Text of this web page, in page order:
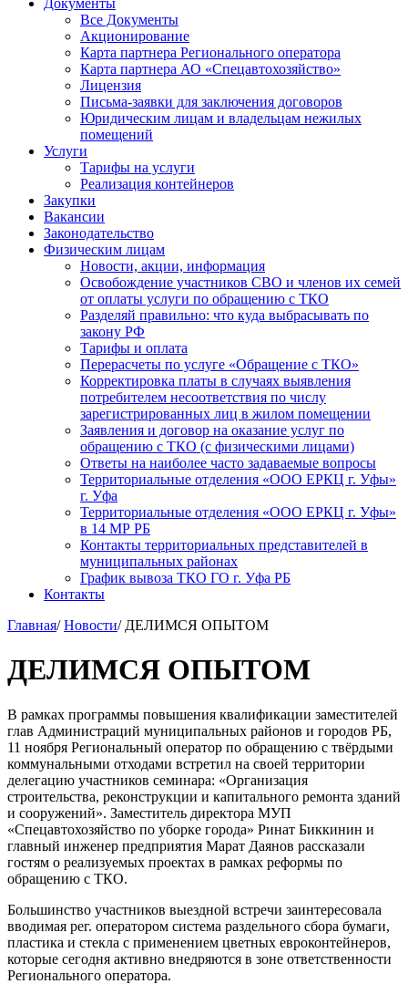
Все Документы
Акционирование
Карта партнера Регионального оператора
Карта партнера АО «Спецавтохозяйство»
Лицензия
Письма-заявки для заключения договоров
Юридическим лицам и владельцам нежилых
помещений
Услуги
Тарифы на услуги
Реализация контейнеров
Закупки
Вакансии
Законодательство
Физическим лицам
Новости, акции, информация
Освобождение участников СВО и членов их семей
от оплаты услуги по обращению с ТКО
Разделяй правильно: что куда выбрасывать по
закону РФ
Тарифы и оплата
Перерасчеты по услуге «Обращение с ТКО»
Корректировка платы в случаях выявления
потребителем несоответствия по числу
зарегистрированных лиц в жилом помещении
Заявления и договор на оказание услуг по
обращению с ТКО (с физическими лицами)
Ответы на наиболее часто задаваемые вопросы
Территориальные отделения «ООО ЕРКЦ г. Уфы»
г. Уфа
Территориальные отделения «ООО ЕРКЦ г. Уфы»
в 14 МР РБ
Контакты территориальных представителей в
муниципальных районах
График вывоза ТКО ГО г. Уфа РБ
Контакты
Главная/ Новости/ ДЕЛИМСЯ ОПЫТОМ
ДЕЛИМСЯ ОПЫТОМ
В рамках программы повышения квалификации заместителей
глав Администраций муниципальных районов и городов РБ,
11 ноября Региональный оператор по обращению с твёрдыми
коммунальными отходами встретил на своей территории
делегацию участников семинара: «Организация
строительства, реконструкции и капитального ремонта зданий
и сооружений». Заместитель директора МУП
«Спецавтохозяйство по уборке города» Ринат Биккинин и
главный инженер предприятия Марат Даянов рассказали
гостям о реализуемых проектах в рамках реформы по
обращению с ТКО.
Большинство участников выездной встречи заинтересовала
вводимая рег. оператором система раздельного сбора бумаги,
пластика и стекла с применением цветных евроконтейнеров,
которые сегодня активно внедряются в зоне ответственности
Регионального оператора.